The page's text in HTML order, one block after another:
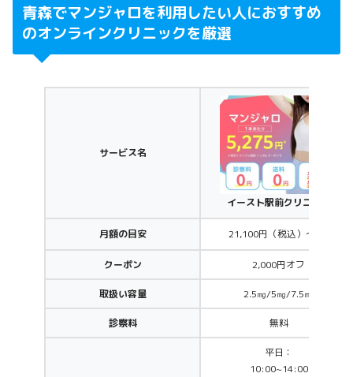
青森でマンジャロを利用したい人におすすめ
のオンラインクリニックを厳選
サービス名
イースト駅前クリニック
月額の目安 21,100円（税込）～/月
クーポン 2,000円オフ
取扱い容量 2.5㎎/5㎎/7.5㎎
診察料 無料
平日：
10:00~14:00